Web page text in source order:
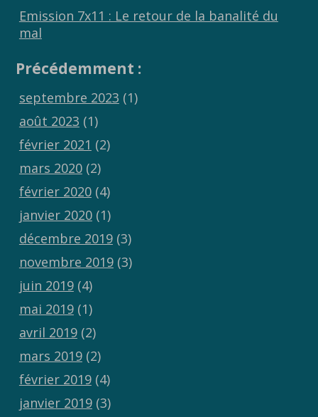
Emission 7x11 : Le retour de la banalité du
mal
Précédemment :
septembre 2023 (1)
août 2023 (1)
février 2021 (2)
mars 2020(2)
février 2020(4)
janvier 2020(1)
décembre 2019(3)
novembre 2019(3)
juin 2019(4)
mai 2019(1)
avril 2019(2)
mars 2019(2)
février 2019(4)
janvier 2019(3)